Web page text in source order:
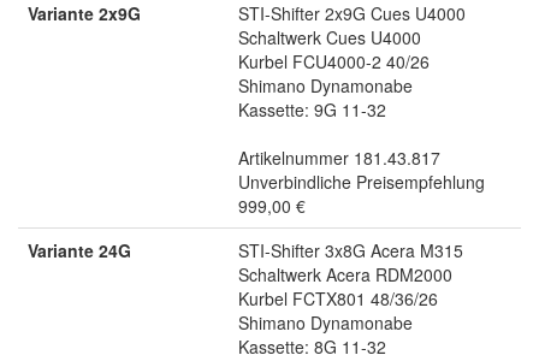
Variante 2x9G
STI-Shifter 2x9G Cues U4000
Schaltwerk Cues U4000
Kurbel FCU4000-2 40/26
Shimano Dynamonabe
Kassette: 9G 11-32
Artikelnummer 181.43.817
Unverbindliche Preisempfehlung
999,00 €
Variante 24G
STI-Shifter 3x8G Acera M315
Schaltwerk Acera RDM2000
Kurbel FCTX801 48/36/26
Shimano Dynamonabe
Kassette: 8G 11-32